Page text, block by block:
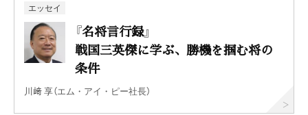
エッセイ
『名将言行録』
戦国三英傑に学ぶ、勝機を掴む将の
条件
川﨑 享（エム・アイ・ピー社長）